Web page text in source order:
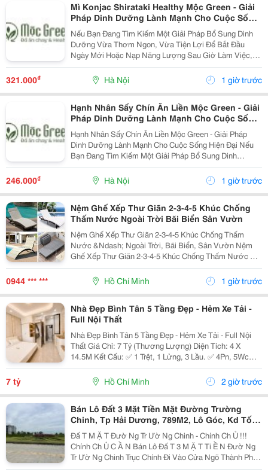
Mì Konjac Shirataki Healthy Mộc Green - Giải
Pháp Dinh Dưỡng Lành Mạnh Cho Cuộc Sống
Hiện Đại
Nếu Bạn Đang Tìm Kiếm Một Giải Pháp Bổ Sung Dinh
Dưỡng Vừa Thơm Ngon, Vừa Tiện Lợi Để Bắt Đầu
Ngày Mới Hoặc Nạp Năng Lượng Sau Giờ Làm Việc,
Thì Mì Konjac Shirataki Healthy Mộc Green Chính Là
Lựa Chọn Hoàn Hảo. Vì Sao Nên Lựa Chọn Mì Konjac...
321.000₫ Hà Nội 1 giờ trước
Hạnh Nhân Sấy Chín Ăn Liền Mộc Green - Giải
Pháp Dinh Dưỡng Lành Mạnh Cho Cuộc Sống
Hiện Đại
Hạnh Nhân Sấy Chín Ăn Liền Mộc Green - Giải Pháp
Dinh Dưỡng Lành Mạnh Cho Cuộc Sống Hiện Đại Nếu
Bạn Đang Tìm Kiếm Một Giải Pháp Bổ Sung Dinh
Dưỡng Vừa Thơm Ngon, Vừa Tiện Lợi Để Bắt Đầu
Ngày Mới Hoặc Nạp Năng Lượng Sau Giờ Làm Việc,
Thì Hạnh Nhân...
246.000₫ Hà Nội 1 giờ trước
Nệm Ghế Xếp Thư Giãn 2-3-4-5 Khúc Chống
Thấm Nước Ngoài Trời Bãi Biển Sân Vườn
Nệm Ghế Xếp Thư Giãn 2-3-4-5 Khúc Chống Thấm
Nước &Ndash; Ngoài Trời, Bãi Biển, Sân Vườn Nệm
Ghế Xếp Thư Giãn 2-3-4-5 Khúc Chống Thấm Nước Có
Nhiều Mẫu, Kích Thước, Màu Sắc Và Chất Liệu Phù
Hợp Nhu Cầu Lựa Chọn. Sản Phẩm Hoàn Thiện Tỉ Mỉ,
Bền Đẹp,...
0944 *** *** Hồ Chí Minh 1 giờ trước
Nhà Đẹp Bình Tân 5 Tầng Đẹp - Hẻm Xe Tải -
Full Nội Thất
Nhà Đẹp Bình Tân 5 Tầng Đẹp - Hẻm Xe Tải - Full Nội
Thất Giá Chỉ: 7 Tỷ (Thương Lượng) Diện Tích: 4 X
14.5M Kết Cấu: ✅ 1 Trệt, 1 Lửng, 3 Lầu. ✅ 4Pn, 5Wc
(Có Thể Bố Trí 6Pn). ✅ Phòng Thờ, Phòng Giặt, Sân
Thượng. Hẻm Xe Tải, Gần Mặt Tiền, Thuận...
7 tỷ Hồ Chí Minh 2 giờ trước
Bán Lô Đất 3 Mặt Tiền Mặt Đường Trường
Chinh, Tp Hải Dương, 789M2, Lô Góc, Kd Tốt,
Vị Trí Đẹp
Đấ T M Ặ T Đườ Ng Tr Ườ Ng Chinh - Chính Ch Ủ !!!
Chính Ch Ủ C Ầ N Bán Lô Đấ T 3 M Ặ T Ti Ề N Đườ Ng
Tr Ườ Ng Chinh Trục Chính Đi Vào Cửa Ngõ Thành Ph Ố
H Ả I D Ươ Ng - Di Ệ N Tích 789M2, Lô Góc 3 M Ặ T Ti Ề